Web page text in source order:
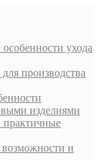
ухода
производства
изделиями
практичные
и